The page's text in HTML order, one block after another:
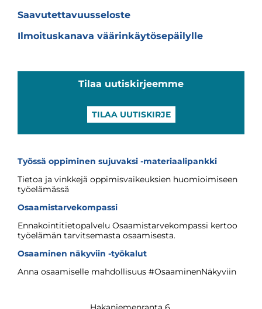
Saavutettavuusseloste
Ilmoituskanava väärinkäytösepäilylle
Tilaa uutiskirjeemme
TILAA UUTISKIRJE
Työssä oppiminen sujuvaksi -materiaalipankki
Tietoa ja vinkkejä oppimisvaikeuksien huomioimiseen
työelämässä
Osaamistarvekompassi
Ennakointitietopalvelu Osaamistarvekompassi kertoo
työelämän tarvitsemasta osaamisesta.
Osaaminen näkyviin -työkalut
Anna osaamiselle mahdollisuus #OsaaminenNäkyviin